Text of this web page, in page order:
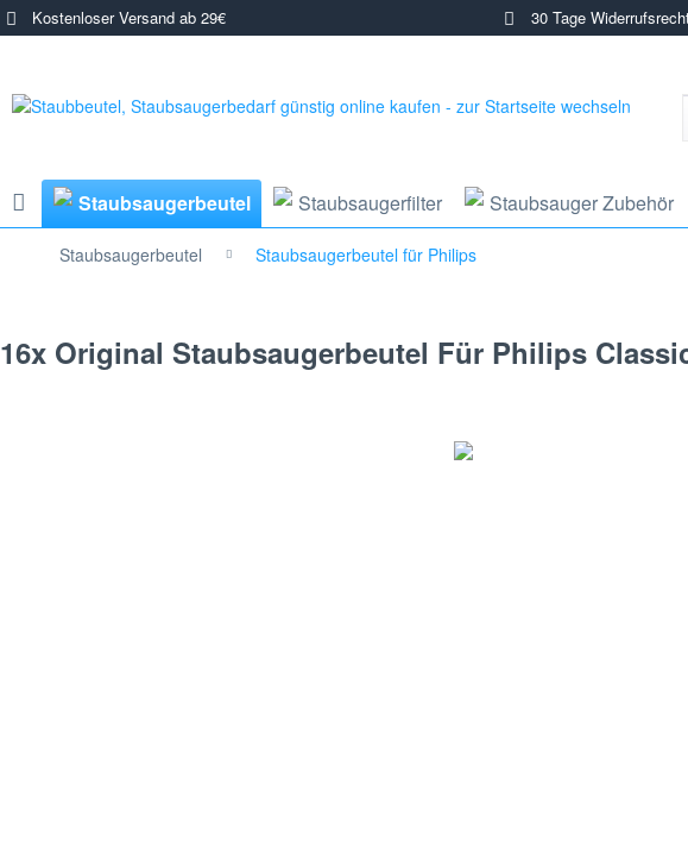
Kostenloser Versand ab 29€ 30 Tage
Staubsaugerbeutel Staubsaugerfilter Staubsauger Zubehör
Staubsaugerbeutel Staubsaugerbeutel für Philips
16x Original Staubsaugerbeutel Für Philips